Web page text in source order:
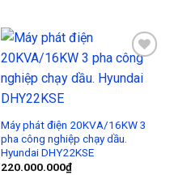
Add to
Wishlist
Máy phát điện 20KVA/16KW 3
pha công nghiệp chạy dầu.
Hyundai DHY22KSE
220.000.000₫